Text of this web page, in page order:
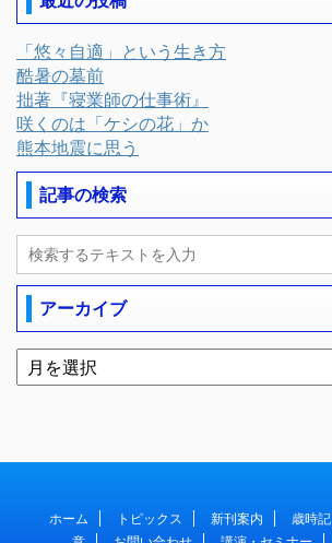
「悠々自適」という生き方
酷暑の墓前
拙著『寝業師の仕事術』
咲くのは「ケシの花」か
熊本地震に思う
記事の検索
アーカイブ
ホーム トピックス 新刊案内 歳時記